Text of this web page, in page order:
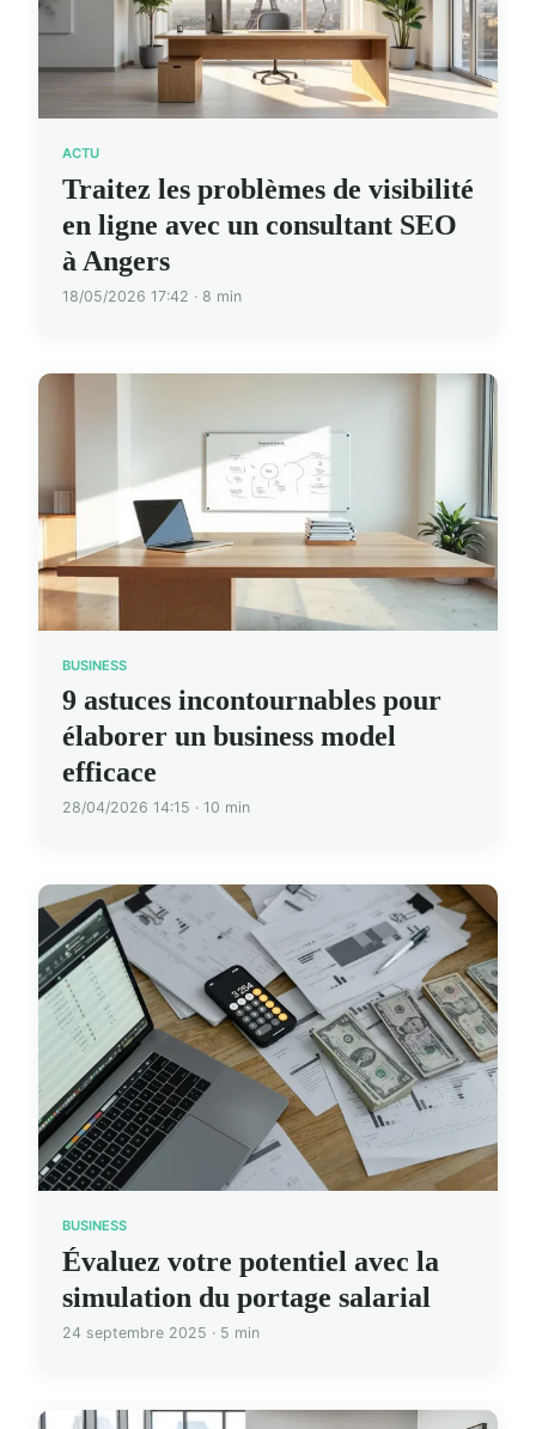
ACTU
Traitez les problèmes de visibilité
en ligne avec un consultant SEO
à Angers
18/05/2026 17:42 · 8 min
BUSINESS
9 astuces incontournables pour
élaborer un business model
efficace
28/04/2026 14:15 · 10 min
BUSINESS
Évaluez votre potentiel avec la
simulation du portage salarial
24 septembre 2025 · 5 min